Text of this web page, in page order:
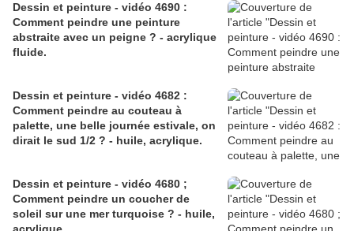
Dessin et peinture - vidéo 4690 :
Comment peindre une peinture
abstraite avec un peigne ? - acrylique
fluide.
Dessin et peinture - vidéo 4682 :
Comment peindre au couteau à
palette, une belle journée estivale, on
dirait le sud 1/2 ? - huile, acrylique.
Dessin et peinture - vidéo 4680 ;
Comment peindre un coucher de
soleil sur une mer turquoise ? - huile,